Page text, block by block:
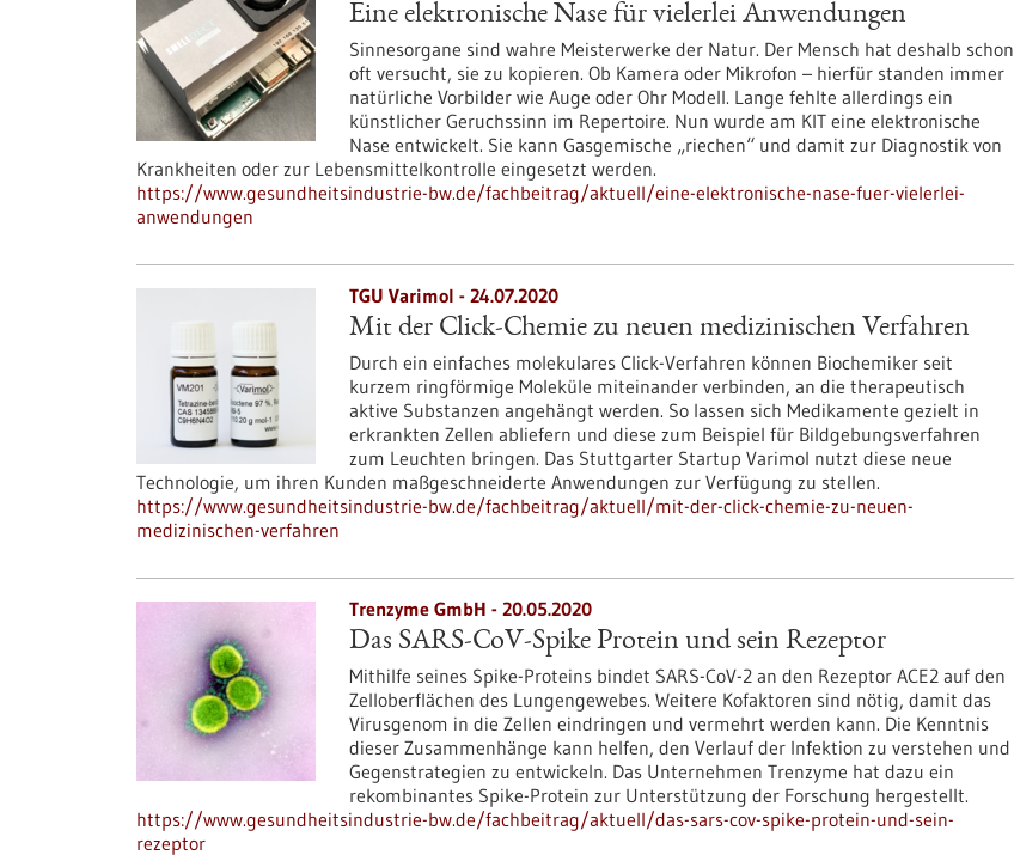
Eine elektronische Nase für vielerlei Anwendungen
Sinnesorgane sind wahre Meisterwerke der Natur. Der Mensch hat deshalb schon
oft versucht, sie zu kopieren. Ob Kamera oder Mikrofon – hierfür standen immer
natürliche Vorbilder wie Auge oder Ohr Modell. Lange fehlte allerdings ein
künstlicher Geruchssinn im Repertoire. Nun wurde am KIT eine elektronische
Nase entwickelt. Sie kann Gasgemische „riechen“ und damit zur Diagnostik von
Krankheiten oder zur Lebensmittelkontrolle eingesetzt werden.
https://www.gesundheitsindustrie-bw.de/fachbeitrag/aktuell/eine-elektronische-nase-fuer-vielerlei-
anwendungen
TGU Varimol - 24.07.2020
Mit der Click-Chemie zu neuen medizinischen Verfahren
Durch ein einfaches molekulares Click-Verfahren können Biochemiker seit
kurzem ringförmige Moleküle miteinander verbinden, an die therapeutisch
aktive Substanzen angehängt werden. So lassen sich Medikamente gezielt in
erkrankten Zellen abliefern und diese zum Beispiel für Bildgebungsverfahren
zum Leuchten bringen. Das Stuttgarter Startup Varimol nutzt diese neue
Technologie, um ihren Kunden maßgeschneiderte Anwendungen zur Verfügung zu stellen.
https://www.gesundheitsindustrie-bw.de/fachbeitrag/aktuell/mit-der-click-chemie-zu-neuen-
medizinischen-verfahren
Trenzyme GmbH - 20.05.2020
Das SARS-CoV-Spike Protein und sein Rezeptor
Mithilfe seines Spike-Proteins bindet SARS-CoV-2 an den Rezeptor ACE2 auf den
Zelloberflächen des Lungengewebes. Weitere Kofaktoren sind nötig, damit das
Virusgenom in die Zellen eindringen und vermehrt werden kann. Die Kenntnis
dieser Zusammenhänge kann helfen, den Verlauf der Infektion zu verstehen und
Gegenstrategien zu entwickeln. Das Unternehmen Trenzyme hat dazu ein
rekombinantes Spike-Protein zur Unterstützung der Forschung hergestellt.
https://www.gesundheitsindustrie-bw.de/fachbeitrag/aktuell/das-sars-cov-spike-protein-und-sein-
rezeptor